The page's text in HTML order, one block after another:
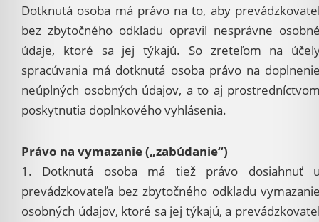
Dotknutá osoba má právo na to, aby
bez zbytočného odkladu opravil nesprávne
údaje, ktoré sa jej týkajú. So zreteľom na
spracúvania má dotknutá osoba právo na
neúplných osobných údajov, a to aj
poskytnutia doplnkového vyhlásenia.
Právo na vymazanie („zabúdanie“)
1. Dotknutá osoba má tiež právo dosiahnuť
prevádzkovateľa bez zbytočného odkladu
osobných údajov, ktoré sa jej týkajú, a